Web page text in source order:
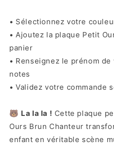
• Sélectionnez votre
• Ajoutez la plaque Petit
panier
• Renseignez le prénom
notes
• Validez votre commande
🐻 La la la ! Cette plaque
Ours Brun Chanteur
enfant en véritable scène